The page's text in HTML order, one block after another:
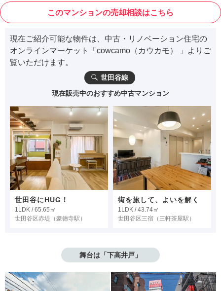
このマンションの売却相談はこちら
現在ご紹介可能な物件は、中古・リノベーション住宅の
オンラインマーケット「 cowcamo（カウカモ）
」よりご
覧いただけます。
世田谷線
現在販売中のおすすめ中古マンション
世田谷にHUG！
1LDK / 65.65㎡
世田谷区赤堤 （豪徳寺駅）
街を旅して、よいを解く
1LDK / 43.74㎡
世田谷区三宿 （三軒茶屋駅）
舞台は「下高井戸」